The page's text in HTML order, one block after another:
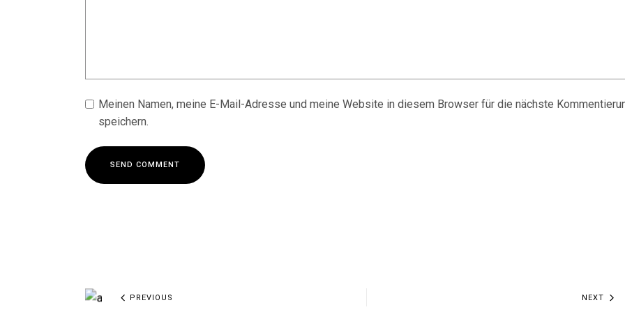
Meinen Namen, meine E-Mail-Adresse und meine Website in diesem Browser für die nächste
speichern.
SEND COMMENT
PREVIOUS NEXT